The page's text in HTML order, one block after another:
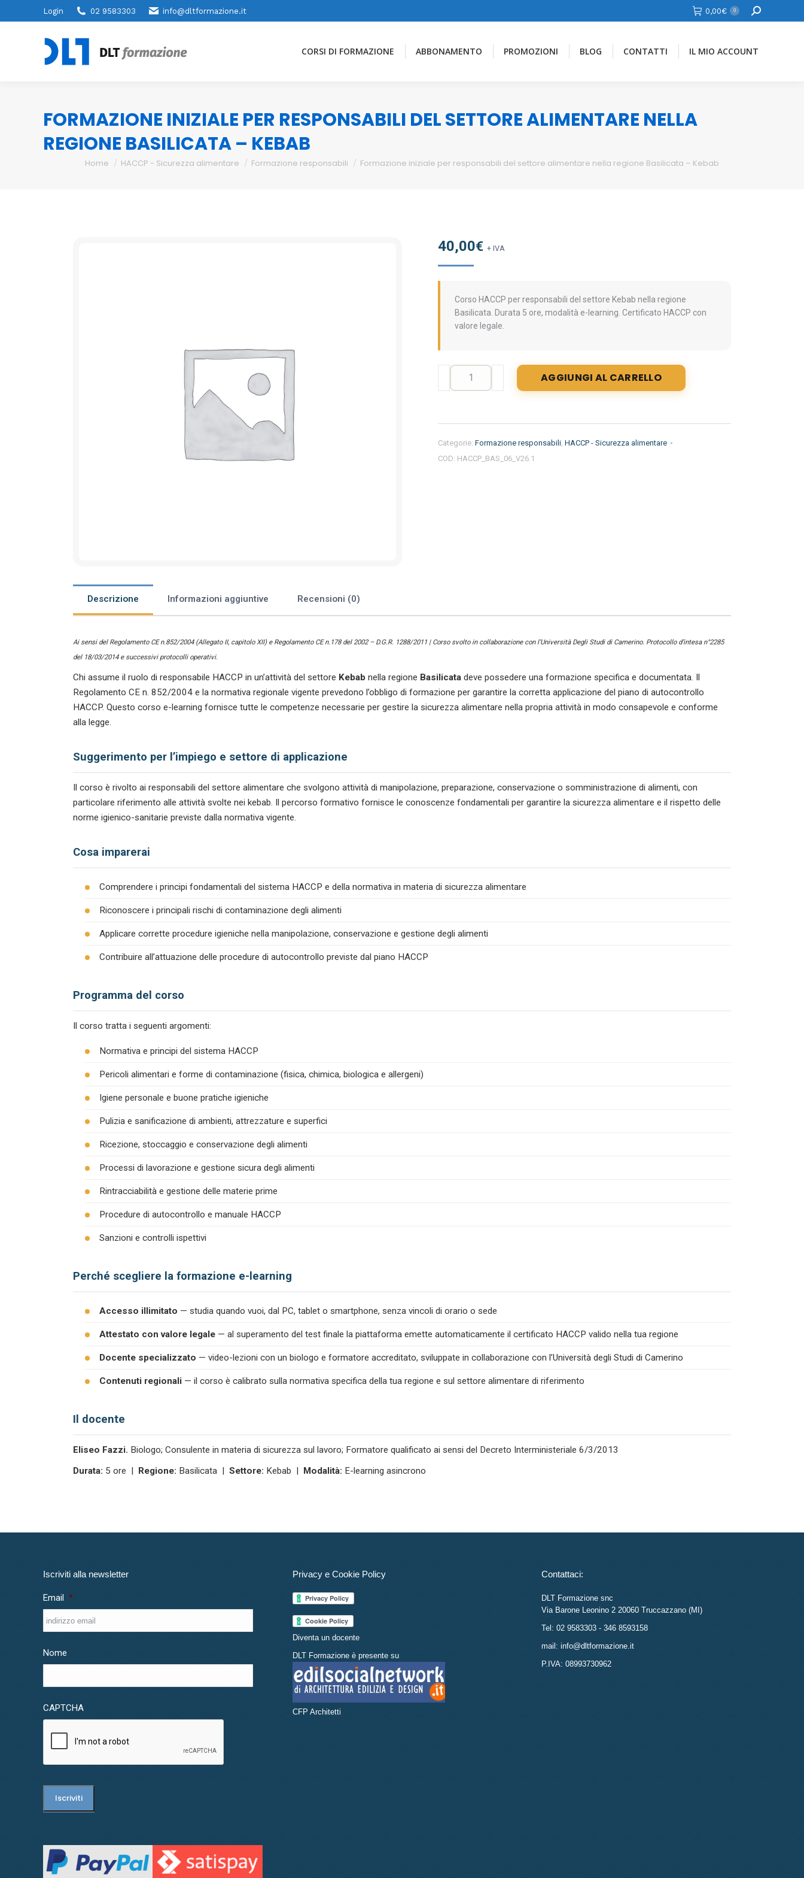
Login 02 9583303 info@dltformazione.it 0,00€ 0 Cerca
CORSI DI FORMAZIONE ABBONAMENTO PROMOZIONI BLOG CONTATTI IL MIO ACCOUNT
FORMAZIONE INIZIALE PER RESPONSABILI DEL SETTORE ALIMENTARE NELLA
REGIONE BASILICATA – KEBAB
You are here:
Home HACCP - Sicurezza alimentare Formazione responsabili Formazione iniziale per responsabili del settore alimentare nella regione Basilicata – Kebab
40,00€ + IVA
Corso HACCP per responsabili del settore Kebab nella regione
Basilicata. Durata 5 ore, modalità e-learning. Certificato HACCP con
valore legale.
Formazione
del
alimentare
nella
AGGIUNGI AL CARRELLO
Categorie: Formazione responsabili, HACCP - Sicurezza alimentare
COD: HACCP_BAS_06_V26.1
Descrizione Informazioni aggiuntive Recensioni (0)
Ai sensi del Regolamento CE n.852/2004 (Allegato II, capitolo XII) e Regolamento CE n.178 del 2002 – D.G.R. 1288/2011 | Corso svolto in collaborazione con l’Università Degli Studi di Camerino. Protocollo d’intesa n°2285
del 18/03/2014 e successivi protocolli operativi.
Chi assume il ruolo di responsabile HACCP in un’attività del settore Kebab nella regione Basilicata deve possedere una formazione specifica e documentata. Il
Regolamento CE n. 852/2004 e la normativa regionale vigente prevedono l’obbligo di formazione per garantire la corretta applicazione del piano di autocontrollo
HACCP. Questo corso e-learning fornisce tutte le competenze necessarie per gestire la sicurezza alimentare nella propria attività in modo consapevole e conforme
alla legge.
Suggerimento per l’impiego e settore di applicazione
Il corso è rivolto ai responsabili del settore alimentare che svolgono attività di manipolazione, preparazione, conservazione o somministrazione di alimenti, con
particolare riferimento alle attività svolte nei kebab. Il percorso formativo fornisce le conoscenze fondamentali per garantire la sicurezza alimentare e il rispetto delle
norme igienico-sanitarie previste dalla normativa vigente.
Cosa imparerai
Comprendere i principi fondamentali del sistema HACCP e della normativa in materia di sicurezza alimentare
Riconoscere i principali rischi di contaminazione degli alimenti
Applicare corrette procedure igieniche nella manipolazione, conservazione e gestione degli alimenti
Contribuire all’attuazione delle procedure di autocontrollo previste dal piano HACCP
Programma del corso
Il corso tratta i seguenti argomenti:
Normativa e principi del sistema HACCP
Pericoli alimentari e forme di contaminazione (fisica, chimica, biologica e allergeni)
Igiene personale e buone pratiche igieniche
Pulizia e sanificazione di ambienti, attrezzature e superfici
Ricezione, stoccaggio e conservazione degli alimenti
Processi di lavorazione e gestione sicura degli alimenti
Rintracciabilità e gestione delle materie prime
Procedure di autocontrollo e manuale HACCP
Sanzioni e controlli ispettivi
Perché scegliere la formazione e-learning
Accesso illimitato — studia quando vuoi, dal PC, tablet o smartphone, senza vincoli di orario o sede
Attestato con valore legale — al superamento del test finale la piattaforma emette automaticamente il certificato HACCP valido nella tua regione
Docente specializzato — video-lezioni con un biologo e formatore accreditato, sviluppate in collaborazione con l’Università degli Studi di Camerino
Contenuti regionali — il corso è calibrato sulla normativa specifica della tua regione e sul settore alimentare di riferimento
Il docente
Eliseo Fazzi. Biologo; Consulente in materia di sicurezza sul lavoro; Formatore qualificato ai sensi del Decreto Interministeriale 6/3/2013
Durata: 5 ore | Regione: Basilicata | Settore: Kebab | Modalità: E-learning asincrono
Iscriviti alla newsletter
Email *
Nome
CAPTCHA
Privacy e Cookie Policy
Diventa un docente
DLT Formazione è presente su
CFP Architetti
Contattaci:
DLT Formazione snc
Via Barone Leonino 2 20060 Truccazzano (MI)
Tel: 02 9583303 - 346 8593158
mail: info@dltformazione.it
P.IVA: 08993730962